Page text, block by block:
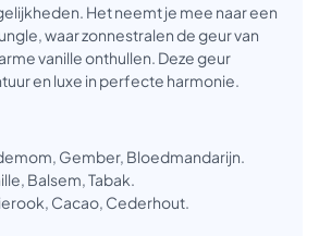
Het neemt je mee naar een
waar zonnestralen de geur van
vanille onthullen. Deze geur
en luxe in perfecte harmonie.
Gember, Bloedmandarijn.
Balsem, Tabak.
Cacao, Cederhout.